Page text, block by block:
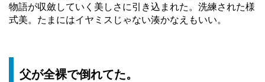
物語が収斂していく美しさに引き込まれた。洗練された様
式美。たまにはイヤミスじゃない湊かなえもいい。
父が全裸で倒れてた。